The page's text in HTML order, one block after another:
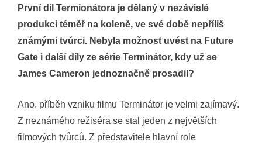
První díl Termionátora je dělaný v nezávislé
produkci téměř na koleně, ve své době nepříliš
známými tvůrci. Nebyla možnost uvést na Future
Gate i další díly ze série Terminátor, kdy už se
James Cameron jednoznačně prosadil?
Ano, příběh vzniku filmu Terminátor je velmi zajímavý.
Z neznámého režiséra se stal jeden z největších
filmových tvůrců. Z představitele hlavní role